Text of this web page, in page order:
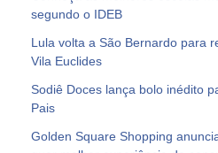
segundo o IDEB
Lula volta a São Bernardo para
Vila Euclides
Sodiê Doces lança bolo inédito
Pais
Golden Square Shopping